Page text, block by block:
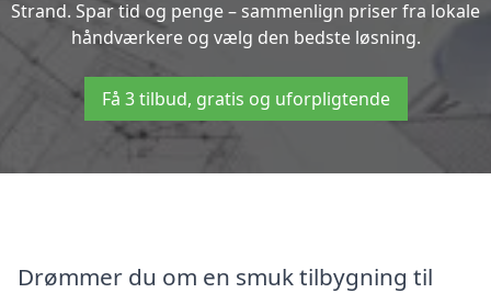
Strand. Spar tid og penge – sammenlign priser fra lokale
håndværkere og vælg den bedste løsning.
Få 3 tilbud, gratis og uforpligtende
Drømmer du om en smuk tilbygning til